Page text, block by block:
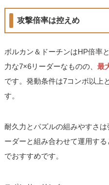
攻撃倍率は控えめ
ボルカン＆ドーチンはHP倍率
力な7×6リーダーなものの、最
です。発動条件は7コンボ以上
す。
耐久力とパズルの組みやすさ
ーダーと組み合わせて運用す
でおすすめです。